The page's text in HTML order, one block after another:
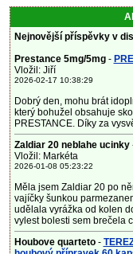
Nejnovější příspěvky v
Prestance 5mg/5mg-
Vložil: Jiří
2026-02-17 10:38:29
Dobrý den, mohu brát
který bohužel obsahuje
PRESTANCE. Díky za
Zaldiar 20 neblahe ucinky
Vložil: Markéta
2026-01-08 05:23:22
Měla jsem Zaldiar 20 po
vajíčky šunkou
udělala vyrážka od kolen
vylest bolesti sem brečela
Houbove quarteto-